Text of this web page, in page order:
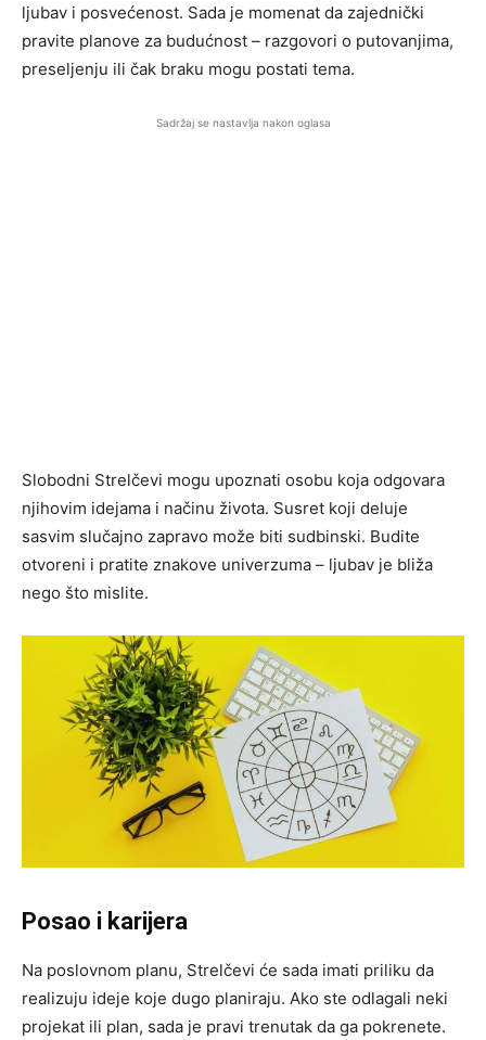
ljubav i posvećenost. Sada je momenat da zajednički
pravite planove za budućnost – razgovori o putovanjima,
preseljenju ili čak braku mogu postati tema.
Sadržaj se nastavlja nakon oglasa
Slobodni Strelčevi mogu upoznati osobu koja odgovara
njihovim idejama i načinu života. Susret koji deluje
sasvim slučajno zapravo može biti sudbinski. Budite
otvoreni i pratite znakove univerzuma – ljubav je bliža
nego što mislite.
Posao i karijera
Na poslovnom planu, Strelčevi će sada imati priliku da
realizuju ideje koje dugo planiraju. Ako ste odlagali neki
projekat ili plan, sada je pravi trenutak da ga pokrenete.